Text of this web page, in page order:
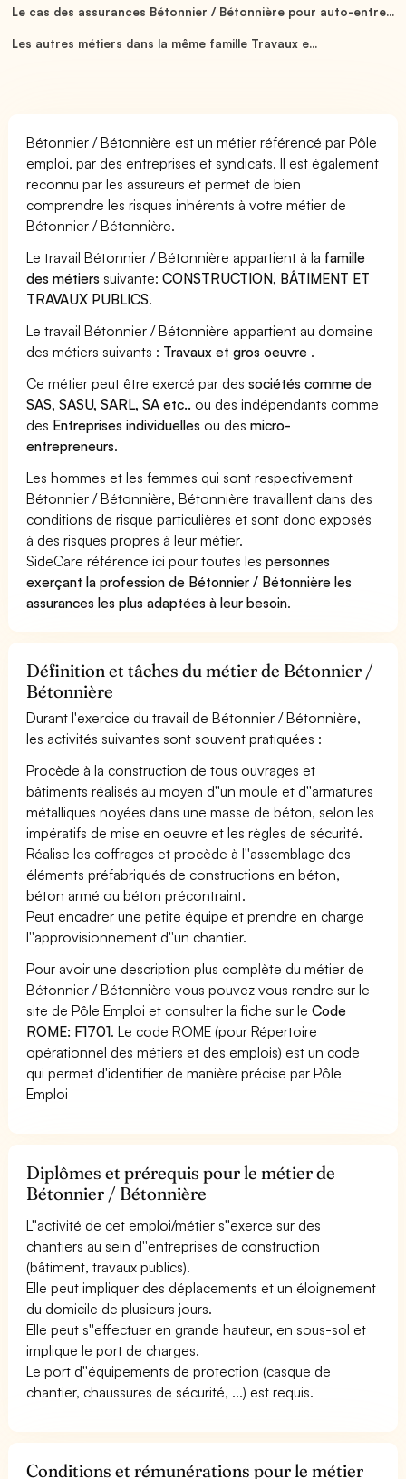
Le cas des assurances Bétonnier / Bétonnière pour auto-entre...
Les autres métiers dans la même famille Travaux e...
Bétonnier / Bétonnière est un métier référencé par Pôle
emploi, par des entreprises et syndicats. Il est également
reconnu par les assureurs et permet de bien
comprendre les risques inhérents à votre métier de
Bétonnier / Bétonnière.
Le travail Bétonnier / Bétonnière appartient à la famille
des métiers suivante:CONSTRUCTION, BÂTIMENT ET
TRAVAUX PUBLICS.
Le travail Bétonnier / Bétonnière appartient au domaine
des métiers suivants : Travaux et gros oeuvre .
Ce métier peut être exercé par dessociétés comme de
SAS, SASU, SARL, SA etc.. ou des indépendants comme
des Entreprises individuelles ou desmicro-
entrepreneurs.
Les hommes et les femmes qui sont respectivement
Bétonnier / Bétonnière, Bétonnière travaillent dans des
conditions de risque particulières et sont donc exposés
à des risques propres à leur métier.
SideCare référence ici pour toutes lespersonnes
exerçant la profession de Bétonnier / Bétonnière les
assurances les plus adaptées à leur besoin.
Définition et tâches du métier de Bétonnier /
Bétonnière
Durant l'exercice du travail de Bétonnier / Bétonnière,
les activités suivantes sont souvent pratiquées :
Procède à la construction de tous ouvrages et
bâtiments réalisés au moyen d''un moule et d''armatures
métalliques noyées dans une masse de béton, selon les
impératifs de mise en oeuvre et les règles de sécurité.
Réalise les coffrages et procède à l''assemblage des
éléments préfabriqués de constructions en béton,
béton armé ou béton précontraint.
Peut encadrer une petite équipe et prendre en charge
l''approvisionnement d''un chantier.
Pour avoir une description plus complète du métier de
Bétonnier / Bétonnière vous pouvez vous rendre sur le
site de Pôle Emploi et consulter la fiche sur leCode
ROME: F1701. Le code ROME (pour Répertoire
opérationnel des métiers et des emplois) est un code
qui permet d'identifier de manière précise par Pôle
Emploi
Diplômes et prérequis pour le métier de
Bétonnier / Bétonnière
L''activité de cet emploi/métier s''exerce sur des
chantiers au sein d''entreprises de construction
(bâtiment, travaux publics).
Elle peut impliquer des déplacements et un éloignement
du domicile de plusieurs jours.
Elle peut s''effectuer en grande hauteur, en sous-sol et
implique le port de charges.
Le port d''équipements de protection (casque de
chantier, chaussures de sécurité, ...) est requis.
Conditions et rémunérations pour le métier